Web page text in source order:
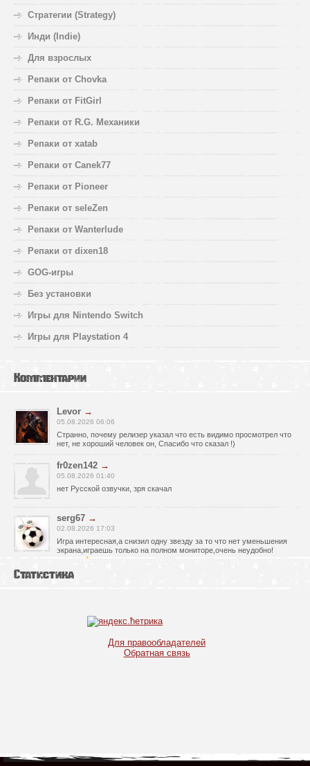
Стратегии (Strategy)
Инди (Indie)
Для взрослых
Репаки от Chovka
Репаки от FitGirl
Репаки от R.G. Механики
Репаки от xatab
Репаки от Canek77
Репаки от Pioneer
Репаки от seleZen
Репаки от Wanterlude
Репаки от dixen18
GOG-игры
Без установки
Игры для Nintendo Switch
Игры для Playstation 4
Комментарии
Levor →
05.08.2026 06:06
Странно, почему релизер указал что есть видимо просмотрел что
нет, не хороший человек он, Спасибо что сказал !)
fr0zen142 →
05.08.2026 01:40
нет Русской озвучки, зря скачал
serg67 →
02.08.2026 17:03
Игра интересная,а снизил одну звезду за то что нет уменьшения
экрана,играешь только на полном мониторе,очень неудобно!
испробовал?
30.07.2026 00:43
21.07.2026 16:32
Статистика
Для правообладателей
Обратная связь